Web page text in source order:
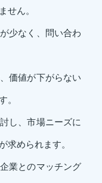
せん。
少なく、問い合わ
価値が下がらない
。
し、市場ニーズに
求められます。
業とのマッチング